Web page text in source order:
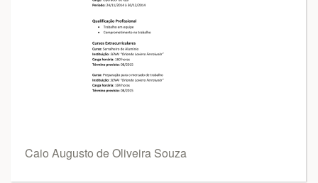
Caio Augusto de Oliveira Souza